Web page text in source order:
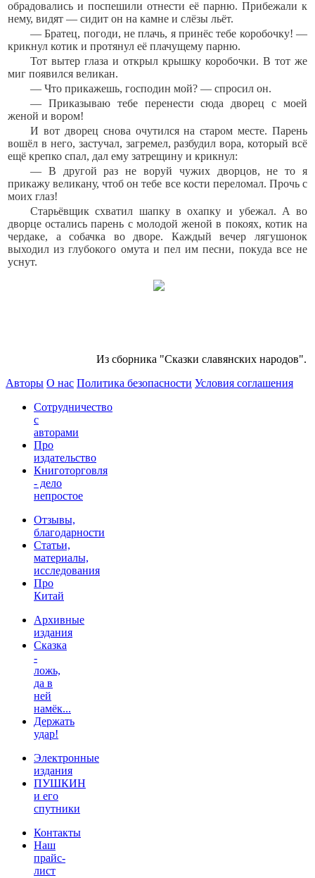
обрадовались и поспешили отнести её парню. Прибежали к
нему, видят — сидит он на камне и слёзы льёт.
— Братец, погоди, не плачь, я принёс тебе коробочку! —
крикнул котик и протянул её плачущему парню.
Тот вытер глаза и открыл крышку коробочки. В тот же
миг появился великан.
— Что прикажешь, господин мой? — спросил он.
— Приказываю тебе перенести сюда дворец с моей
женой и вором!
И вот дворец снова очутился на старом месте. Парень
вошёл в него, застучал, загремел, разбудил вора, который всё
ещё крепко спал, дал ему затрещину и крикнул:
— В другой раз не воруй чужих дворцов, не то я
прикажу великану, чтоб он тебе все кости переломал. Прочь с
моих глаз!
Старьёвщик схватил шапку в охапку и убежал. А во
дворце остались парень с молодой женой в покоях, котик на
чердаке, а собачка во дворе. Каждый вечер лягушонок
выходил из глубокого омута и пел им песни, покуда все не
уснут.
Из сборника "Сказки славянских народов".
Авторы О нас Политика безопасности Условия соглашения
Сотрудничество
с
авторами
Про
издательство
Книготорговля
- дело
непростое
Отзывы,
благодарности
Статьи,
материалы,
исследования
Про
Китай
Архивные
издания
Сказка
-
ложь,
да в
ней
намёк...
Держать
удар!
Электронные
издания
ПУШКИН
и его
спутники
Контакты
Наш
прайс-
лист